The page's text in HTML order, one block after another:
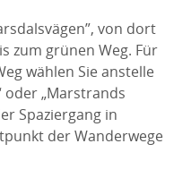
von dort
zum grünen Weg. Für
wählen Sie anstelle
oder „Marstrands
Spaziergang in
der Wanderwege